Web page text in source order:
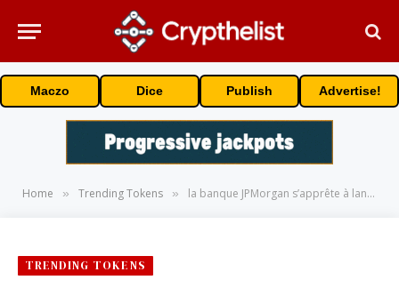
Maczo Dice Publish Advertise!
Home » Trending Tokens » la banque JPMorgan s’apprête à lancer son offre
TRENDING TOKENS